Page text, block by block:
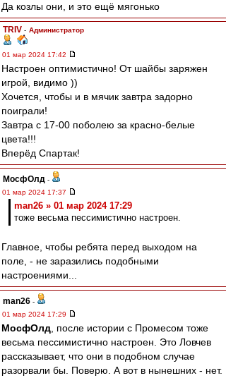
Да козлы они, и это ещё мягонько
TRIV - Администратор
01 мар 2024 17:42
Настроен оптимистично! От шайбы заряжен
игрой, видимо ))
Хочется, чтобы и в мячик завтра задорно
поиграли!
Завтра с 17-00 поболею за красно-белые
цвета!!!
Вперёд Спартак!
МосфОлд -
01 мар 2024 17:37
man26 » 01 мар 2024 17:29
тоже весьма пессимистично настроен.
Главное, чтобы ребята перед выходом на
поле, - не заразились подобными
настроениями...
man26 -
01 мар 2024 17:29
МосфОлд , после истории с Промесом тоже
весьма пессимистично настроен. Это Ловчев
рассказывает, что они в подобном случае
разорвали бы. Поверю. А вот в нынешних - нет.